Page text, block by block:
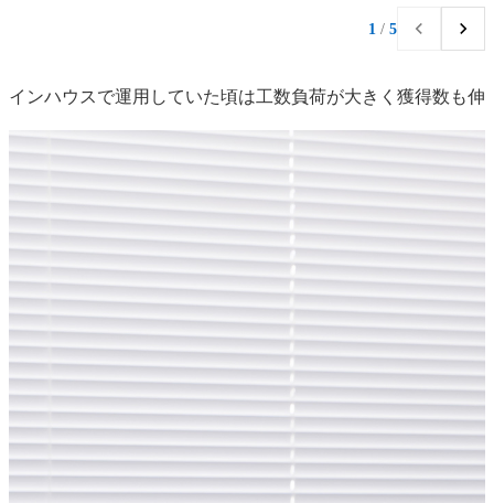
1 / 5
インハウスで運用していた頃は工数負荷が大きく獲得数も